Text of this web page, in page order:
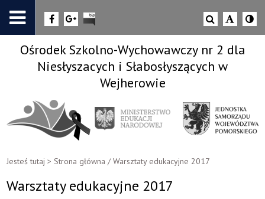
Ośrodek Szkolno-Wychowawczy nr 2 dla
Niesłyszacych i Słabosłyszących w
Wejherowie
Jesteś tutaj >Strona główna /Warsztaty edukacyjne 2017
Warsztaty edukacyjne 2017